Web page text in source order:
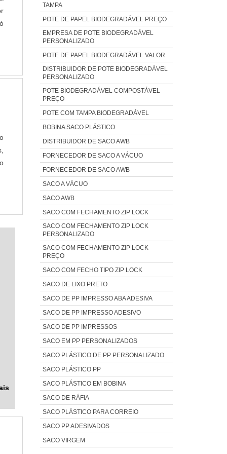
TAMPA
POTE DE PAPEL BIODEGRADÁVEL PREÇO
EMPRESA DE POTE BIODEGRADÁVEL
PERSONALIZADO
POTE DE PAPEL BIODEGRADÁVEL VALOR
DISTRIBUIDOR DE POTE BIODEGRADÁVEL
PERSONALIZADO
POTE BIODEGRADÁVEL COMPOSTÁVEL
PREÇO
POTE COM TAMPA BIODEGRADÁVEL
BOBINA SACO PLÁSTICO
DISTRIBUIDOR DE SACO AWB
FORNECEDOR DE SACO A VÁCUO
FORNECEDOR DE SACO AWB
SACO A VÁCUO
SACO AWB
SACO COM FECHAMENTO ZIP LOCK
SACO COM FECHAMENTO ZIP LOCK
PERSONALIZADO
SACO COM FECHAMENTO ZIP LOCK
PREÇO
SACO COM FECHO TIPO ZIP LOCK
SACO DE LIXO PRETO
SACO DE PP IMPRESSO ABA ADESIVA
SACO DE PP IMPRESSO ADESIVO
SACO DE PP IMPRESSOS
SACO EM PP PERSONALIZADOS
SACO PLÁSTICO DE PP PERSONALIZADO
SACO PLÁSTICO PP
SACO PLÁSTICO EM BOBINA
SACO DE RÁFIA
SACO PLÁSTICO PARA CORREIO
SACO PP ADESIVADOS
SACO VIRGEM